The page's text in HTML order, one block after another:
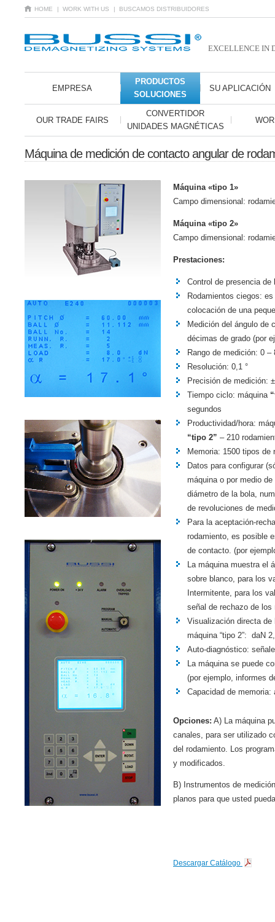
EXCELLENCE IN
EMPRESA
PRODUCTOS
SOLUCIONES
SU APLICACIÓN
OUR TRADE FAIRS
CONVERTIDOR
UNIDADES MAGNÉTICAS
HOME | BUSCAMOS DISTRIBUIDORES
| WORK WITH US
Máquina de medición de contacto angular de
Máquina «tipo 1»
Campo dimensional:
Máquina «tipo 2»
Campo dimensional:
Prestaciones:
Control de presencia
Rodamientos ciegos:
colocación de una
Medición del ángulo de
décimas de grado (por
Rango de medición: 0 –
Resolución: 0,1 °
Precisión de medición:
Tiempo ciclo: máquina
segundos
Productividad/hora:
“tipo 2” – 210
Memoria: 1500 tipos de
Datos para configurar
máquina o por medio
diámetro de la bola,
de revoluciones de
Para la aceptación-
rodamiento, es posible
de contacto. (por
La máquina muestra el
sobre blanco, para los
Intermitente, para los
señal de rechazo de los
Visualización directa de
máquina “tipo 2”: daN
Auto-diagnóstico:
La máquina se puede
(por ejemplo, informes
Capacidad de memoria:
Opciones: A) La máquina
canales, para ser utilizado
del rodamiento. Los
y modificados.
B) Instrumentos de
planos para que usted
Descargar Catálogo